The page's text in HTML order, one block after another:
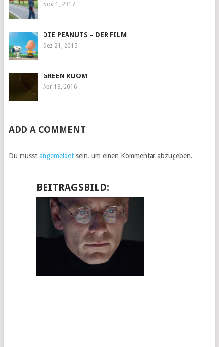
Nov 1, 2017
DIE PEANUTS – DER FILM
Dez 21, 2015
GREEN ROOM
Apr 13, 2016
ADD A COMMENT
Du musst angemeldetsein, um einen Kommentar abzugeben.
BEITRAGSBILD: